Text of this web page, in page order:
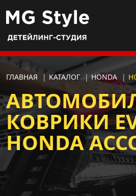
ГЛАВНАЯ | КАТАЛОГ | HONDA |
КОВРИКИ
HONDA